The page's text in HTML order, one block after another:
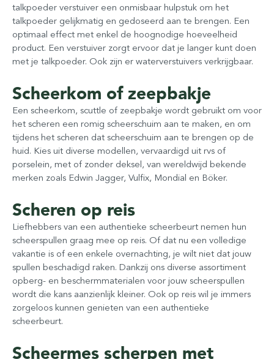
talkpoeder verstuiver een onmisbaar hulpstuk om het
talkpoeder gelijkmatig en gedoseerd aan te brengen. Een
optimaal effect met enkel de hoognodige hoeveelheid
product. Een verstuiver zorgt ervoor dat je langer kunt doen
met je talkpoeder. Ook zijn er waterverstuivers verkrijgbaar.
Scheerkom of zeepbakje
Een scheerkom, scuttle of zeepbakje wordt gebruikt om voor
het scheren een romig scheerschuim aan te maken, en om
tijdens het scheren dat scheerschuim aan te brengen op de
huid. Kies uit diverse modellen, vervaardigd uit rvs of
porselein, met of zonder deksel, van wereldwijd bekende
merken zoals Edwin Jagger, Vulfix, Mondial en Böker.
Scheren op reis
Liefhebbers van een authentieke scheerbeurt nemen hun
scheerspullen graag mee op reis. Of dat nu een volledige
vakantie is of een enkele overnachting, je wilt niet dat jouw
spullen beschadigd raken. Dankzij ons diverse assortiment
opberg- en beschermmaterialen voor jouw scheerspullen
wordt die kans aanzienlijk kleiner. Ook op reis wil je immers
zorgeloos kunnen genieten van een authentieke
scheerbeurt.
Scheermes scherpen met